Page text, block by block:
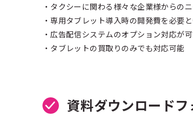
・タクシーに関わる様々な企業様からの
・専用タブレット導入時の開発費を必要
・広告配信システムのオプション対応が
・タブレットの買取りのみでも対応可能
資料ダウンロードフ